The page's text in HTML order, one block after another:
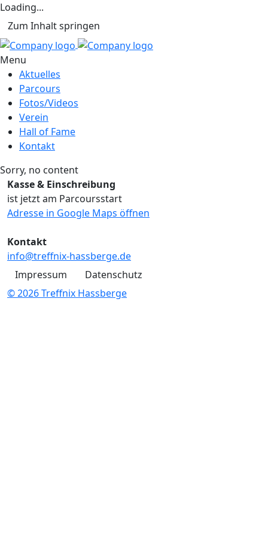
Loading...
Zum Inhalt springen
Menu
Aktuelles
Parcours
Fotos/Videos
Verein
Hall of Fame
Kontakt
Sorry, no content
Kasse & Einschreibung
ist jetzt am Parcoursstart
Adresse in Google Maps öffnen
Kontakt
info@treffnix-hassberge.de
Impressum
Datenschutz
© 2026 Treffnix Hassberge